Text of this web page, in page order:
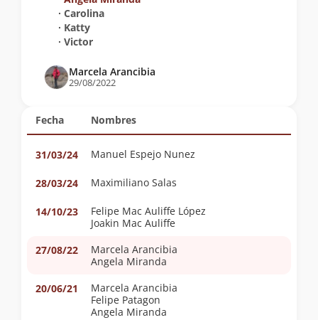
Fecha Nombres
31/03/24 Manuel Espejo Nunez
28/03/24 Maximiliano Salas
14/10/23
Felipe Mac Auliffe López
Joakin Mac Auliffe
27/08/22
Marcela Arancibia
Angela Miranda
20/06/21
Marcela Arancibia
Felipe Patagon
Angela Miranda
∙ Carolina
∙ Katty
∙ Victor
Marcela Arancibia
29/08/2022